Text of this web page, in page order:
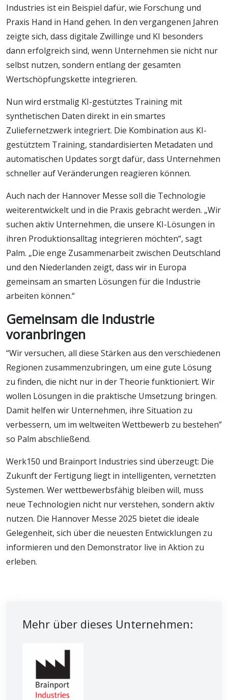
Industries ist ein Beispiel dafür, wie Forschung und
Praxis Hand in Hand gehen. In den vergangenen Jahren
zeigte sich, dass digitale Zwillinge und KI besonders
dann erfolgreich sind, wenn Unternehmen sie nicht nur
selbst nutzen, sondern entlang der gesamten
Wertschöpfungskette integrieren.
Nun wird erstmalig KI-gestütztes Training mit
synthetischen Daten direkt in ein smartes
Zuliefernetzwerk integriert. Die Kombination aus KI-
gestütztem Training, standardisierten Metadaten und
automatischen Updates sorgt dafür, dass Unternehmen
schneller auf Veränderungen reagieren können.
Auch nach der Hannover Messe soll die Technologie
weiterentwickelt und in die Praxis gebracht werden. „Wir
suchen aktiv Unternehmen, die unsere KI-Lösungen in
ihren Produktionsalltag integrieren möchten“, sagt
Palm. „Die enge Zusammenarbeit zwischen Deutschland
und den Niederlanden zeigt, dass wir in Europa
gemeinsam an smarten Lösungen für die Industrie
arbeiten können.“
Gemeinsam die Industrie
voranbringen
“Wir versuchen, all diese Stärken aus den verschiedenen
Regionen zusammenzubringen, um eine gute Lösung
zu finden, die nicht nur in der Theorie funktioniert. Wir
wollen Lösungen in die praktische Umsetzung bringen.
Damit helfen wir Unternehmen, ihre Situation zu
verbessern, um im weltweiten Wettbewerb zu bestehen”
so Palm abschließend.
Werk150 und Brainport Industries sind überzeugt: Die
Zukunft der Fertigung liegt in intelligenten, vernetzten
Systemen. Wer wettbewerbsfähig bleiben will, muss
neue Technologien nicht nur verstehen, sondern aktiv
nutzen. Die Hannover Messe 2025 bietet die ideale
Gelegenheit, sich über die neuesten Entwicklungen zu
informieren und den Demonstrator live in Aktion zu
erleben.
Mehr über dieses Unternehmen: